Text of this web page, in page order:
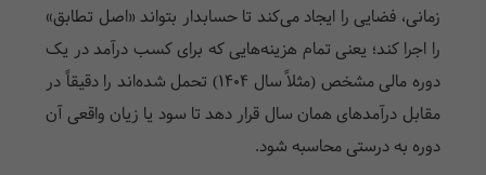
زمانی، فضایی را ایجاد می‌کند تا حسابدار بتواند «اصل تطابق»
را اجرا کند؛ یعنی تمام هزینه‌هایی که برای کسب درآمد در یک
دوره مالی مشخص (مثلاً سال ۱۴۰۴) تحمل شده‌اند را دقیقاً در
مقابل درآمدهای همان سال قرار دهد تا سود یا زیان واقعی آن
دوره به درستی محاسبه شود.